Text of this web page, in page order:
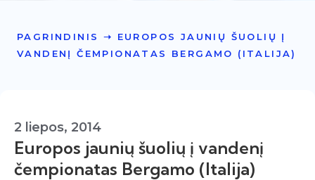
PAGRINDINIS ➝ EUROPOS JAUNIŲ ŠUOLIŲ Į
VANDENĮ ČEMPIONATAS BERGAMO (ITALIJA)
2 liepos, 2014
Europos jaunių šuolių į vandenį
čempionatas Bergamo (Italija)